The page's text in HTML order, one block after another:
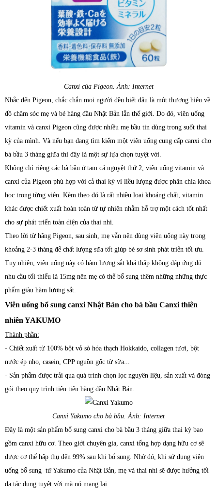
Canxi của Pigeon. Ảnh: Internet
Nhắc đến Pigeon, chắc chắn mọi người đều biết đâu là một thương hiệu về
đồ chăm sóc mẹ và bé hàng đầu Nhật Bản lẫn thế giới. Do đó, viên uống
vitamin và canxi Pigeon cũng được nhiều mẹ bầu tin dùng trong suốt thai
kỳ của mình. Và nếu bạn đang tìm kiếm một viên uống cung cấp canxi cho
bà bầu 3 tháng giữa thì đây là một sự lựa chọn tuyệt vời.
Không chỉ riêng các bà bầu ở tam cá nguyệt thứ 2, viên uống vitamin và
canxi của Pigeon phù hợp với cả thai kỳ vì liều lượng được phân chia khoa
học trong từng viên. Kèm theo đó là rất nhiều loại khoáng chất, vitamin
khác được chiết xuất hoàn toàn từ tự nhiên nhằm hỗ trợ một cách tốt nhất
cho sự phát triển toàn diện của thai nhi.
Theo lời từ hãng Pigeon, sau sinh, mẹ vẫn nên dùng viên uống này trong
khoảng 2-3 tháng để chất lượng sữa tốt giúp bé sơ sinh phát triển tối ưu.
Tuy nhiên, viên uống này có hàm lượng sắt khá thấp không đáp ứng đủ
nhu cầu tối thiểu là 15mg nên mẹ có thể bổ sung thêm những những thực
phẩm giàu hàm lượng sắt.
Viên uống bổ sung canxi Nhật Bản cho bà bầu Canxi thiên
nhiên YAKUMO
Thành phần:
- Chiết xuất từ 100% bột vỏ sò hóa thạch Hokkaido, collagen tươi, bột
nước ép nho, casein, CPP nguồn gốc từ sữa...
- Sản phẩm được trải qua quá trình chọn lọc nguyên liệu, sản xuất và đóng
gói theo quy trình tiên tiến hàng đầu Nhật Bản.
Canxi Yakumo cho bà bầu. Ảnh: Internet
Đây là một sản phẩm bổ sung canxi cho bà bầu 3 tháng giữa thai kỳ bao
gồm canxi hữu cơ. Theo giới chuyên gia, canxi tổng hợp dạng hữu cơ sẽ
được cơ thể hấp thụ đến 99% sau khi bổ sung. Nhờ đó, khi sử dụng viên
uống bổ sung từ Yakumo của Nhật Bản, mẹ và thai nhi sẽ được hưởng tối
đa tác dụng tuyệt vời mà nó mang lại.